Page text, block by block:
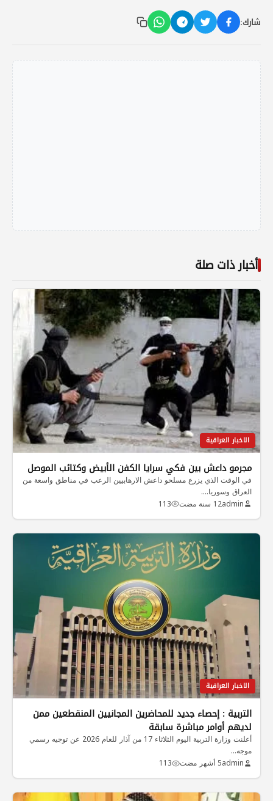
شارك:
أخبار ذات صلة
الاخبار العراقية
مجرمو داعش بين فكي سرايا الكفن الأبيض وكتائب الموصل
في الوقت الذي يزرع مسلحو داعش الارهابيين الرعب في مناطق واسعة من
العراق وسوريا.…
admin12 سنة مضت 113
الاخبار العراقية
التربية : إحصاء جديد للمحاضرين المجانيين المنقطعين ممن
لديهم أوامر مباشرة سابقة
أعلنت وزارة التربية اليوم الثلاثاء 17 من آذار للعام 2026 عن توجيه رسمي
موجه…
admin5 أشهر مضت 113